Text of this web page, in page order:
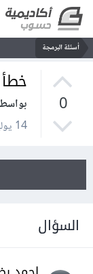
أسئلة البرمجة
0
14 يوليو 2024
السؤال